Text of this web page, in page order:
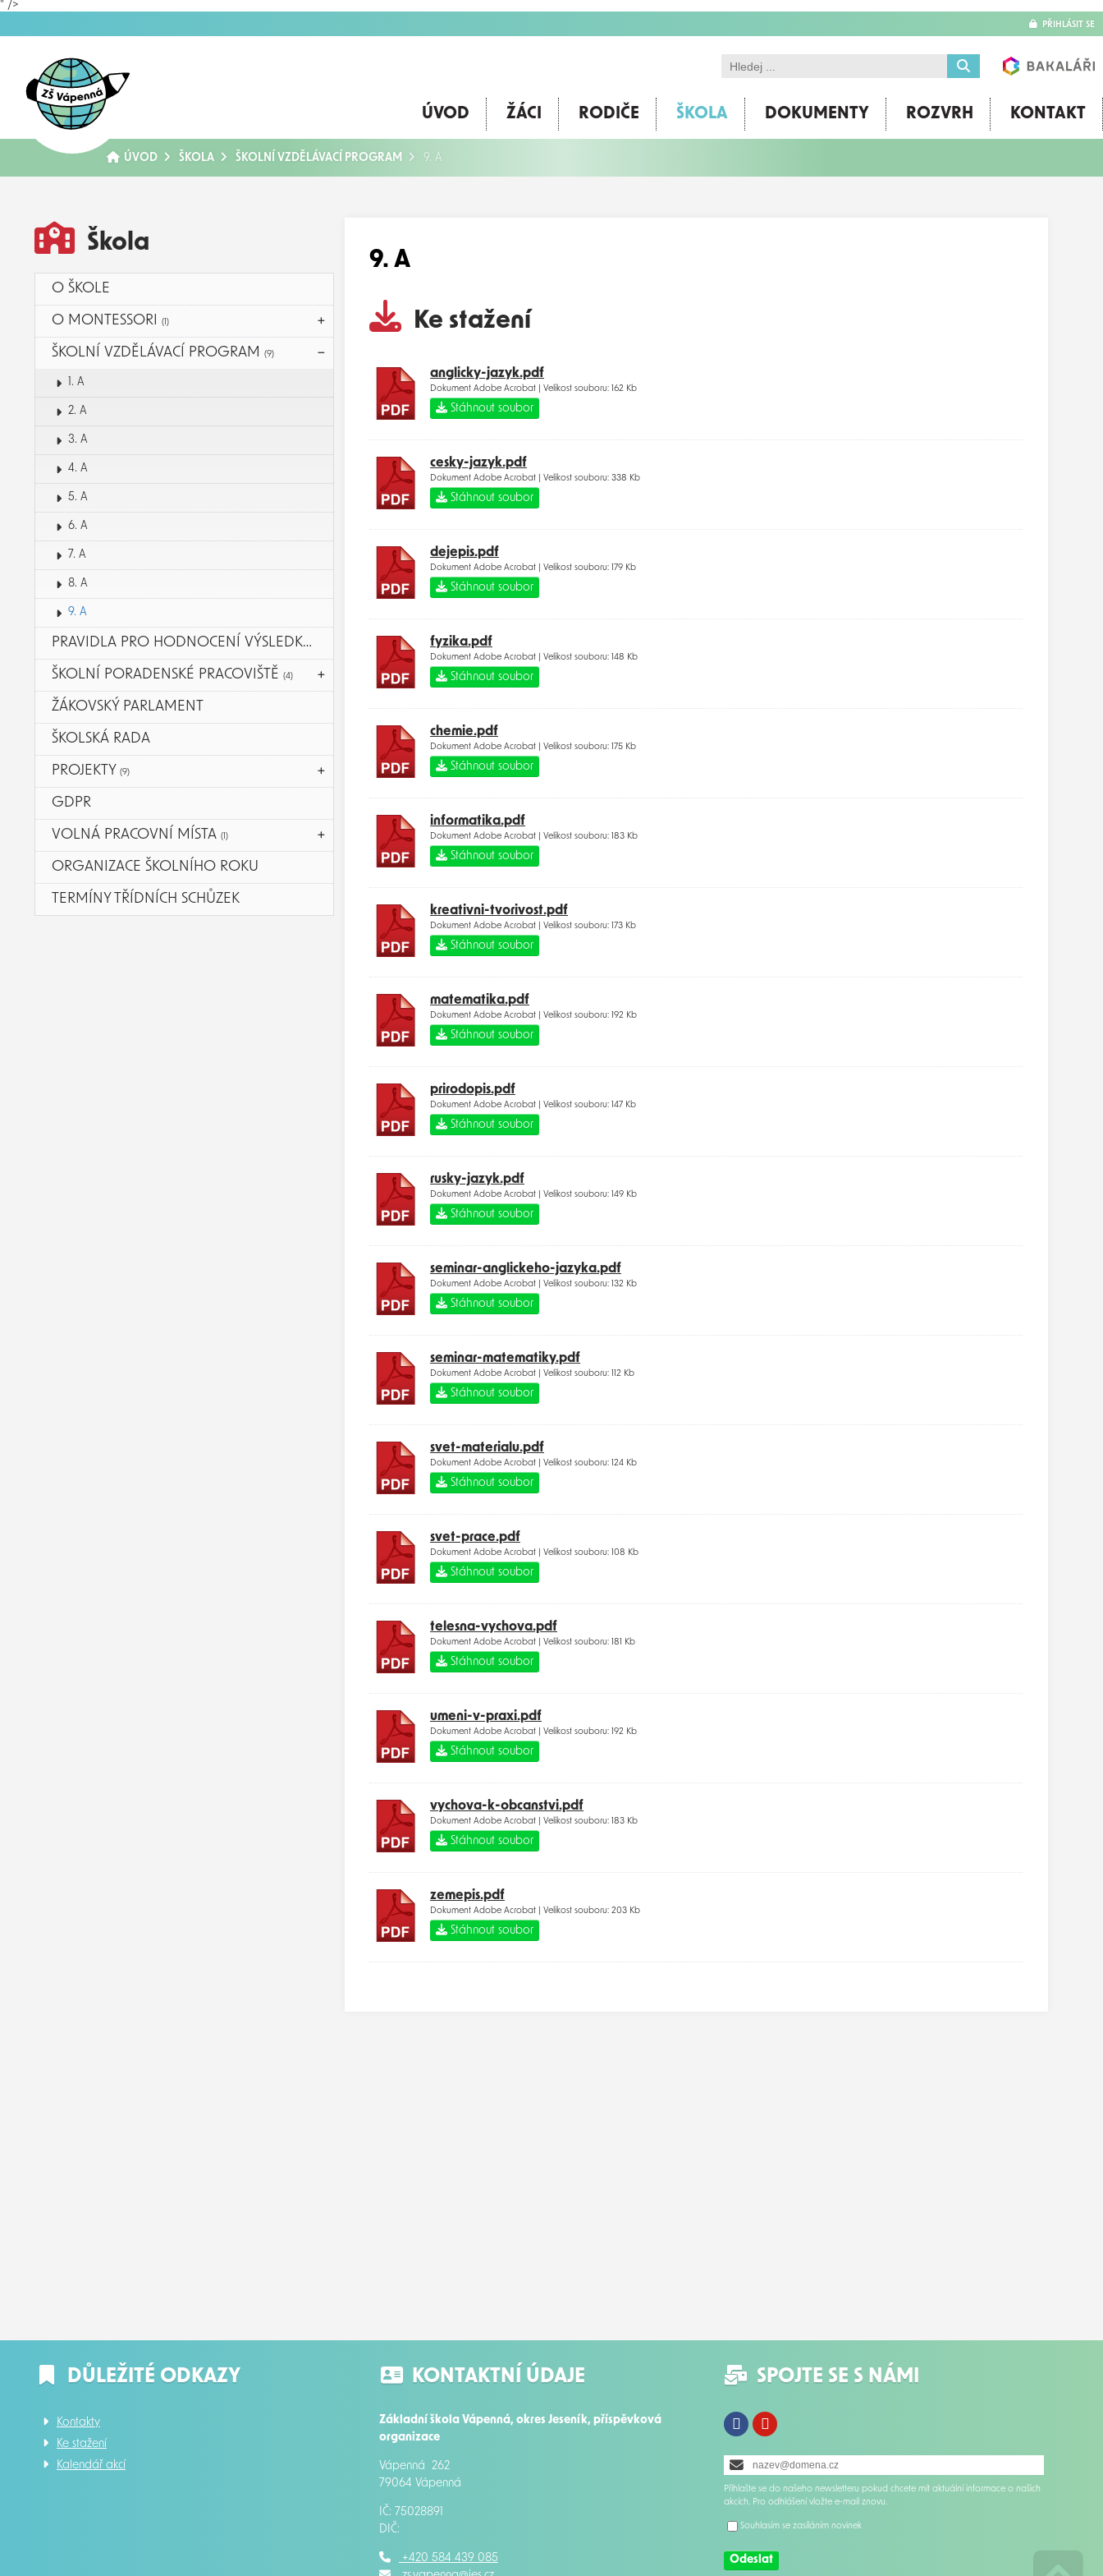
" />
PŘIHLÁSIT SE
ÚVOD ŽÁCI RODIČE ŠKOLA DOKUMENTY ROZVRH KONTAKT
ÚVOD ŠKOLA ŠKOLNÍ VZDĚLÁVACÍ PROGRAM 9. A
Škola
O ŠKOLE
O MONTESSORI (1)
ŠKOLNÍ VZDĚLÁVACÍ PROGRAM (9)
1. A
2. A
3. A
4. A
5. A
6. A
7. A
8. A
9. A
PRAVIDLA PRO HODNOCENÍ VÝSLEDKŮ VZDĚLÁVÁNÍ ŽÁKŮ
ŠKOLNÍ PORADENSKÉ PRACOVIŠTĚ (4)
ŽÁKOVSKÝ PARLAMENT
ŠKOLSKÁ RADA
PROJEKTY (9)
GDPR
VOLNÁ PRACOVNÍ MÍSTA (1)
ORGANIZACE ŠKOLNÍHO ROKU
TERMÍNY TŘÍDNÍCH SCHŮZEK
9. A
Ke stažení
anglicky-jazyk.pdf
Dokument Adobe Acrobat | Velikost souboru: 162 Kb
Stáhnout soubor
cesky-jazyk.pdf
Dokument Adobe Acrobat | Velikost souboru: 338 Kb
Stáhnout soubor
dejepis.pdf
Dokument Adobe Acrobat | Velikost souboru: 179 Kb
Stáhnout soubor
fyzika.pdf
Dokument Adobe Acrobat | Velikost souboru: 148 Kb
Stáhnout soubor
chemie.pdf
Dokument Adobe Acrobat | Velikost souboru: 175 Kb
Stáhnout soubor
informatika.pdf
Dokument Adobe Acrobat | Velikost souboru: 183 Kb
Stáhnout soubor
kreativni-tvorivost.pdf
Dokument Adobe Acrobat | Velikost souboru: 173 Kb
Stáhnout soubor
matematika.pdf
Dokument Adobe Acrobat | Velikost souboru: 192 Kb
Stáhnout soubor
prirodopis.pdf
Dokument Adobe Acrobat | Velikost souboru: 147 Kb
Stáhnout soubor
rusky-jazyk.pdf
Dokument Adobe Acrobat | Velikost souboru: 149 Kb
Stáhnout soubor
seminar-anglickeho-jazyka.pdf
Dokument Adobe Acrobat | Velikost souboru: 132 Kb
Stáhnout soubor
seminar-matematiky.pdf
Dokument Adobe Acrobat | Velikost souboru: 112 Kb
Stáhnout soubor
svet-materialu.pdf
Dokument Adobe Acrobat | Velikost souboru: 124 Kb
Stáhnout soubor
svet-prace.pdf
Dokument Adobe Acrobat | Velikost souboru: 108 Kb
Stáhnout soubor
telesna-vychova.pdf
Dokument Adobe Acrobat | Velikost souboru: 181 Kb
Stáhnout soubor
umeni-v-praxi.pdf
Dokument Adobe Acrobat | Velikost souboru: 192 Kb
Stáhnout soubor
vychova-k-obcanstvi.pdf
Dokument Adobe Acrobat | Velikost souboru: 183 Kb
Stáhnout soubor
zemepis.pdf
Dokument Adobe Acrobat | Velikost souboru: 203 Kb
Stáhnout soubor
DŮLEŽITÉ ODKAZY
Kontakty
Ke stažení
Kalendář akcí
KONTAKTNÍ ÚDAJE
Základní škola Vápenná, okres Jeseník, příspěvková
organizace
Vápenná 262
79064 Vápenná
IČ: 75028891
DIČ:
+420 584 439 085
SPOJTE SE S NÁMI
Facebook
Přihlašte se do našeho newsletteru pokud chcete mít aktuální informace o našich
akcích. Pro odhlášení vložte e-mail znovu.
Souhlasím se zasíláním novinek
Odeslat